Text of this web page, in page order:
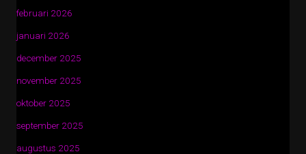
februari 2026
januari 2026
december 2025
november 2025
oktober 2025
september 2025
augustus 2025